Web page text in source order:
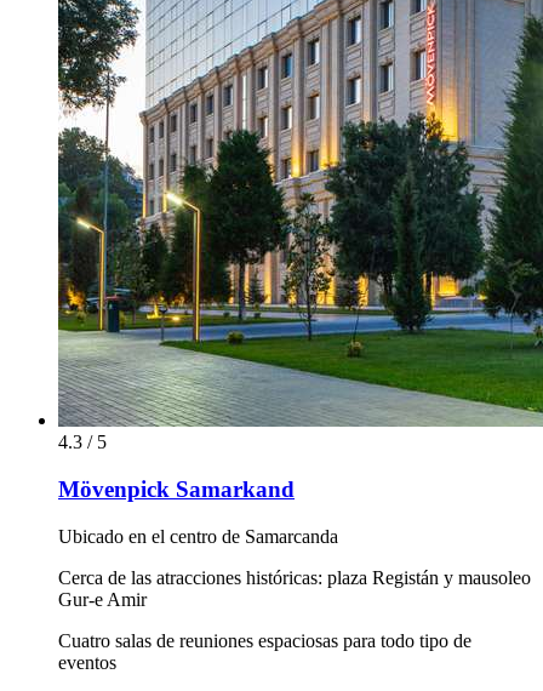
4.3 / 5
Mövenpick Samarkand
Ubicado en el centro de Samarcanda
Cerca de las atracciones históricas: plaza Registán y mausoleo
Gur-e Amir
Cuatro salas de reuniones espaciosas para todo tipo de
eventos